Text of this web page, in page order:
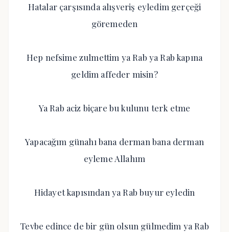
Hatalar çarşısında alışveriş eyledim gerçeği
göremeden
Hep nefsime zulmettim ya Rab ya Rab kapına
geldim affeder misin?
Ya Rab aciz biçare bu kulunu terk etme
Yapacağım günahı bana derman bana derman
eyleme Allahım
Hidayet kapısından ya Rab buyur eyledin
Tevbe edince de bir gün olsun gülmedim ya Rab